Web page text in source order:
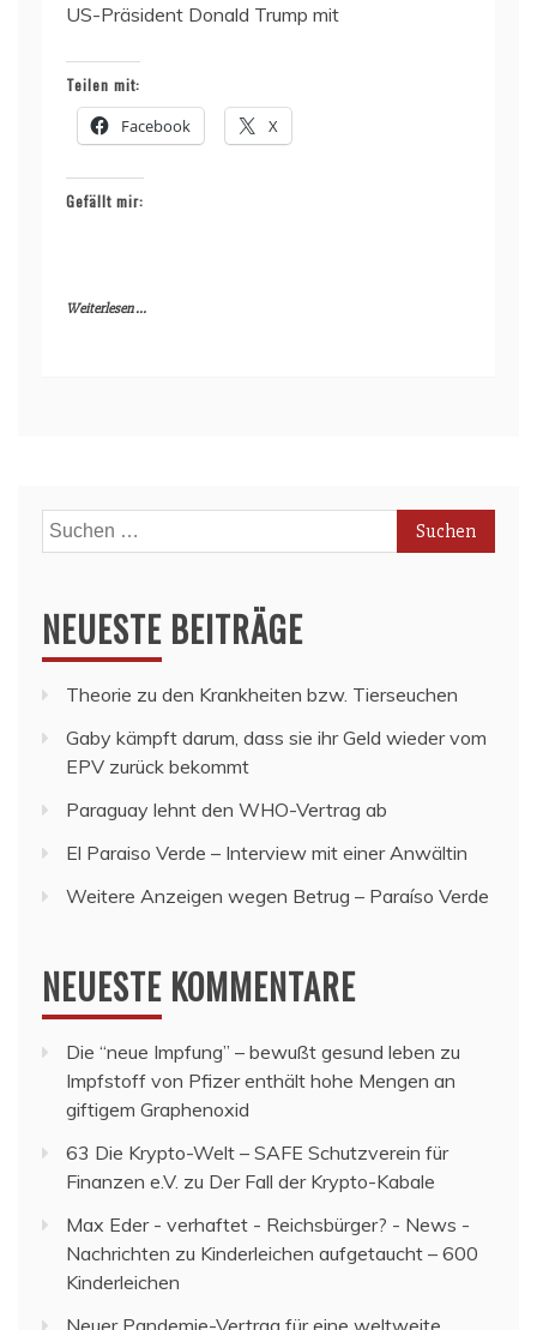
US-Präsident Donald Trump mit
Teilen mit:
Facebook X
Gefällt mir:
Weiterlesen ...
Suchen
nach:
NEUESTE BEITRÄGE
Theorie zu den Krankheiten bzw. Tierseuchen
Gaby kämpft darum, dass sie ihr Geld wieder vom
EPV zurück bekommt
Paraguay lehnt den WHO-Vertrag ab
El Paraiso Verde – Interview mit einer Anwältin
Weitere Anzeigen wegen Betrug – Paraíso Verde
NEUESTE KOMMENTARE
Die “neue Impfung” – bewußt gesund leben zu
Impfstoff von Pfizer enthält hohe Mengen an
giftigem Graphenoxid
63 Die Krypto-Welt – SAFE Schutzverein für
Finanzen e.V. zu Der Fall der Krypto-Kabale
Max Eder - verhaftet - Reichsbürger? - News -
Nachrichten zu Kinderleichen aufgetaucht – 600
Kinderleichen
Neuer Pandemie-Vertrag für eine weltweite